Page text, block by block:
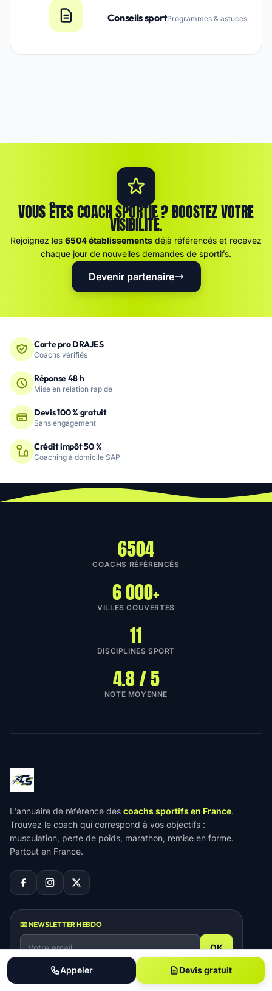
Conseils sportProgrammes & astuces
Appeler Devis gratuit
VOUS ÊTES COACH SPORTIF ? BOOSTEZ VOTRE
VISIBILITÉ.
Rejoignez les 6504 établissements déjà référencés et recevez
chaque jour de nouvelles demandes de sportifs.
Devenir partenaire
Carte pro DRAJES
Coachs vérifiés
Réponse 48 h
Mise en relation rapide
Devis 100 % gratuit
Sans engagement
Crédit impôt 50 %
Coaching à domicile SAP
6504
COACHS RÉFÉRENCÉS
6 000+
VILLES COUVERTES
11
DISCIPLINES SPORT
4.8 / 5
NOTE MOYENNE
L'annuaire de référence des coachs sportifs en France.
Trouvez le coach qui correspond à vos objectifs :
musculation, perte de poids, marathon, remise en forme.
Partout en France.
📧 NEWSLETTER HEBDO
OK